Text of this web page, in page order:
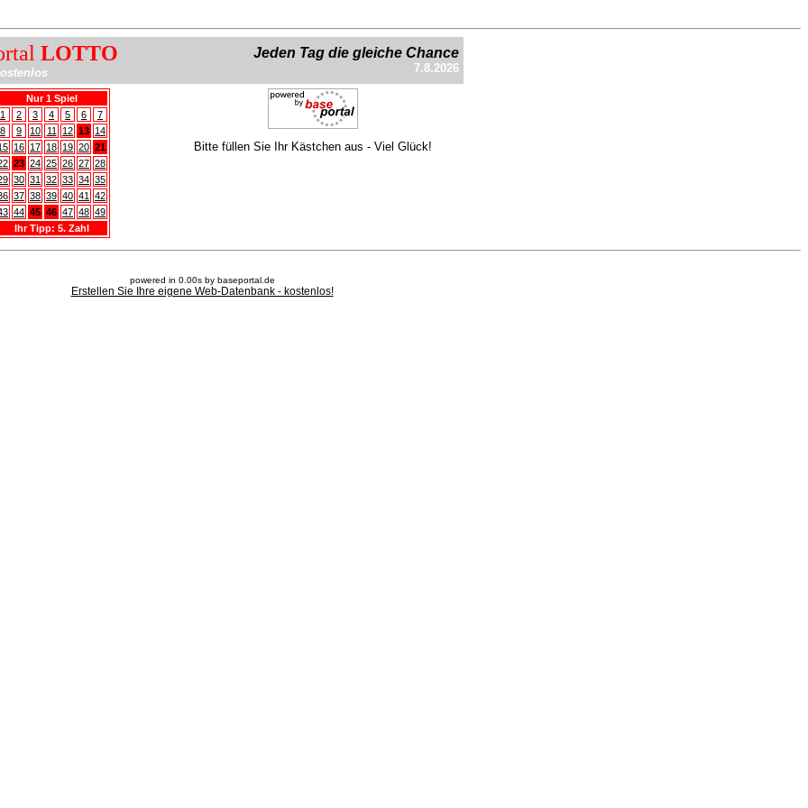
LOTTO Jeden Tag die gleiche Chance
7.8.2026
Nur 1 Spiel
1
2 3 4 5 6
7
8
9 10 11 12 13 14
16 17 18 19 20 21
23 24 25 26 27 28
30 31 32 33 34 35
37 38 39 40 41
42
44 45 46 47 48 49
Ihr Tipp: 5. Zahl
Bitte füllen Sie Ihr Kästchen aus - Viel Glück!
powered in 0.00s by baseportal.de
Erstellen Sie Ihre eigene Web-Datenbank - kostenlos!